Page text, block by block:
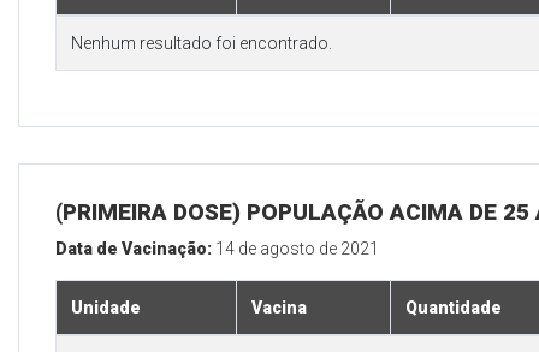
Nenhum resultado foi encontrado.
(PRIMEIRA DOSE) POPULAÇÃO ACIMA DE 25
Data de Vacinação: 14 de agosto de 2021
Unidade Vacina Quantidade